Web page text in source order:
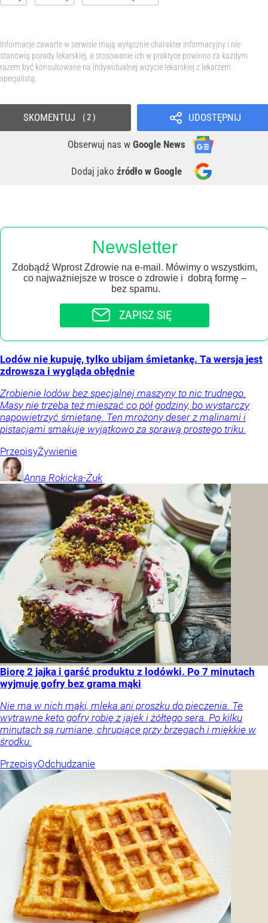
Informacje zawarte w serwisie mają wyłącznie charakter informacyjny i nie
stanowią porady lekarskiej, a stosowanie ich w praktyce powinno za każdym
razem być konsultowane na indywidualnej wizycie lekarskiej z lekarzem
specjalistą.
UDOSTĘPNIJ
Obserwuj nas w Google News
Dodaj jako źródło w Google
SKOMENTUJ 2
Newsletter
Zdobądź Wprost Zdrowie na e-mail. Mówimy o wszystkim,
co najważniejsze w trosce o zdrowie i dobrą formę –
bez spamu.
ZAPISZ SIĘ
Lodów nie kupuję, tylko ubijam śmietankę. Ta wersja jest
zdrowsza i wygląda obłędnie
Zrobienie lodów bez specjalnej maszyny to nic trudnego.
Masy nie trzeba też mieszać co pół godziny, bo wystarczy
napowietrzyć śmietanę. Ten mrożony deser z malinami i
pistacjami smakuje wyjątkowo za sprawą prostego triku.
PrzepisyŻywienie
Anna Rokicka-Żuk
Biorę 2 jajka i garść produktu z lodówki. Po 7 minutach
wyjmuję gofry bez grama mąki
Nie ma w nich mąki, mleka ani proszku do pieczenia. Te
wytrawne keto gofry robię z jajek i żółtego sera. Po kilku
minutach są rumiane, chrupiące przy brzegach i miękkie w
środku.
PrzepisyOdchudzanie